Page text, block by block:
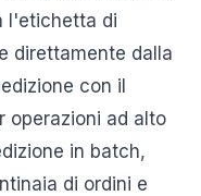
l'etichetta di
direttamente dalla
con il
operazioni ad alto
in batch,
di ordini e